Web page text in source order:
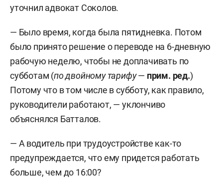
уточнил адвокат Соколов.
— Было время, когда была пятидневка. Потом
было принято решение о переводе на 6-дневную
рабочую неделю, чтобы не доплачивать по
субботам (по двойному тарифу— прим. ред.)
Потому что в том числе в субботу, как правило,
руководители работают, — уклончиво
объяснялся Батталов.
— А водитель при трудоустройстве как-то
предупреждается, что ему придется работать
больше, чем до 16:00?